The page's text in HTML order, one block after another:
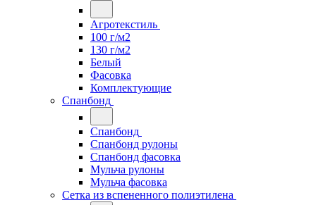
Агротекстиль
100 г/м2
130 г/м2
Белый
Фасовка
Комплектующие
Спанбонд
Спанбонд
Спанбонд рулоны
Спанбонд фасовка
Мульча рулоны
Мульча фасовка
Сетка из вспененного полиэтилена